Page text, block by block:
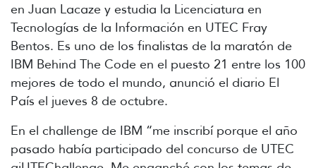
en Juan Lacaze y estudia la Licenciatura en
Tecnologías de la Información en UTEC Fray
Bentos. Es uno de los finalistas de la maratón de
IBM Behind The Code en el puesto 21 entre los 100
mejores de todo el mundo, anunció el diario El
País el jueves 8 de octubre.
En el challenge de IBM “me inscribí porque el año
pasado había participado del concurso de UTEC